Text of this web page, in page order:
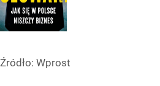
Źródło: Wprost